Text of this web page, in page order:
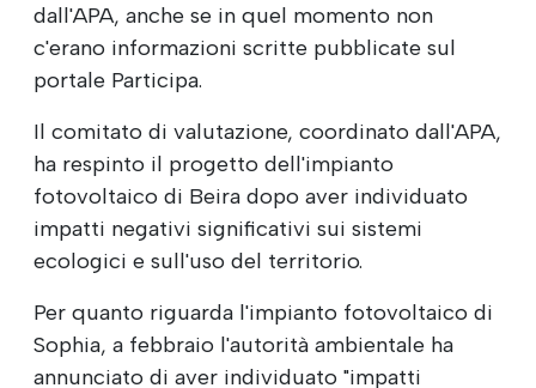
dall'APA, anche se in quel momento non
c'erano informazioni scritte pubblicate sul
portale Participa.
Il comitato di valutazione, coordinato dall'APA,
ha respinto il progetto dell'impianto
fotovoltaico di Beira dopo aver individuato
impatti negativi significativi sui sistemi
ecologici e sull'uso del territorio.
Per quanto riguarda l'impianto fotovoltaico di
Sophia, a febbraio l'autorità ambientale ha
annunciato di aver individuato "impatti